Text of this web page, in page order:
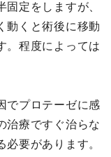
定をしますが、
動くと術後に移動
。程度によっては
でプロテーゼに感
治療ですぐ治らな
要があります。